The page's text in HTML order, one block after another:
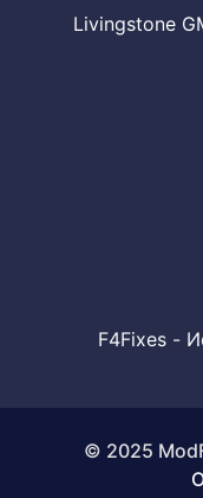
Livingstone
F4Fixes -
© 2025